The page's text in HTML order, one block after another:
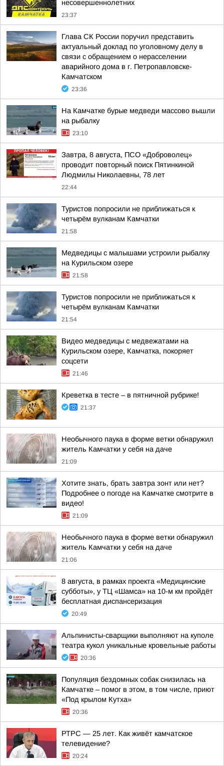
несовершеннолетних
23:37
Глава СК России поручил представить
актуальный доклад по уголовному делу в
связи с обращением о нерасселении
аварийного дома в г. Петропавловске-
Камчатском
23:36
На Камчатке бурые медведи массово вышли
на рыбалку
23:10
Завтра, 8 августа, ПСО «Доброволец»
проводит повторный поиск Пятинкиной
Людмилы Николаевны, 78 лет
22:44
Туристов попросили не приближаться к
четырём вулканам Камчатки
21:58
Медведицы с малышами устроили рыбалку
на Курильском озере
21:58
Туристов попросили не приближаться к
четырём вулканам Камчатки
21:54
Видео медведицы с медвежатами на
Курильском озере, Камчатка, покоряет
соцсети
21:46
Креветка в тесте – в пятничной рубрике!
21:37
Необычного паука в форме ветки обнаружил
житель Камчатки у себя на даче
21:09
Хотите знать, брать завтра зонт или нет?
Подробнее о погоде на Камчатке смотрите в
видео!
21:09
Необычного паука в форме ветки обнаружил
житель Камчатки у себя на даче
21:06
8 августа, в рамках проекта «Медицинские
субботы», у ТЦ «Шамса» на 10-м км пройдёт
бесплатная диспансеризация
20:49
Альпинисты-сварщики выполняют на куполе
театра кукол уникальные кровельные работы
20:36
Популяция бездомных собак снизилась на
Камчатке – помог в этом, в том числе, приют
«Под крылом Кутха»
20:36
РТРС — 25 лет. Как живёт камчатское
телевидение?
20:24